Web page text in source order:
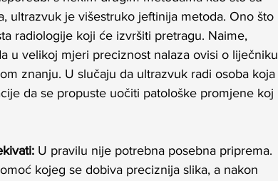
ultrazvuk je višestruko jeftinija metoda. Ono što
radiologije koji će izvršiti pretragu. Naime,
u velikoj mjeri preciznost nalaza ovisi o liječniku
znanju. U slučaju da ultrazvuk radi osoba koja
da se propuste uočiti patološke promjene koj
U pravilu nije potrebna posebna priprema.
kojeg se dobiva preciznija slika, a nakon